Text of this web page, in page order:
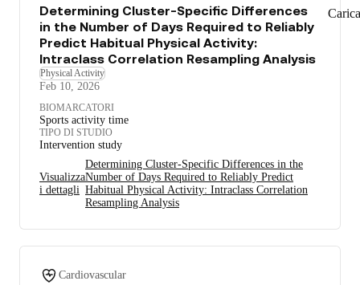
Determining Cluster-Specific Differences
in the Number of Days Required to Reliably
Predict Habitual Physical Activity:
Intraclass Correlation Resampling Analysis
Physical Activity
Feb 10, 2026
BIOMARCATORI
Sports activity time
TIPO DI STUDIO
Intervention study
Visualizza
i dettagli
Determining Cluster-Specific Differences in the
Number of Days Required to Reliably Predict
Habitual Physical Activity: Intraclass Correlation
Resampling Analysis
Cardiovascular